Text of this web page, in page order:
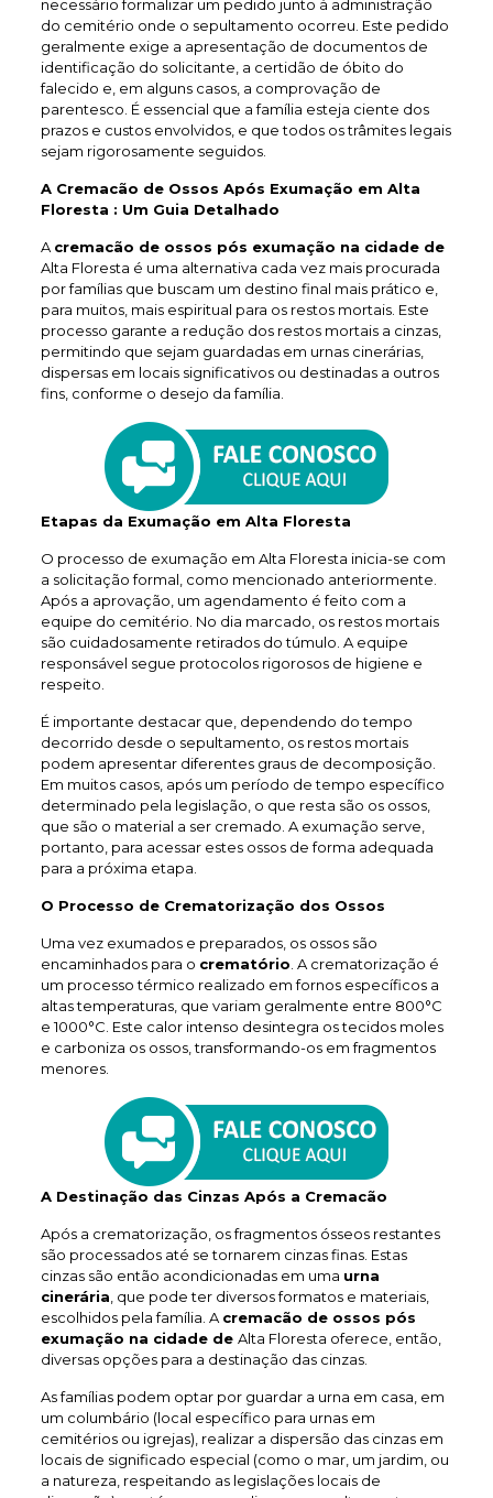
necessário formalizar um pedido junto à administração
do cemitério onde o sepultamento ocorreu. Este pedido
geralmente exige a apresentação de documentos de
identificação do solicitante, a certidão de óbito do
falecido e, em alguns casos, a comprovação de
parentesco. É essencial que a família esteja ciente dos
prazos e custos envolvidos, e que todos os trâmites legais
sejam rigorosamente seguidos.
A Cremacão de Ossos Após Exumação em Alta
Floresta : Um Guia Detalhado
A cremacão de ossos pós exumação na cidade de
Alta Floresta é uma alternativa cada vez mais procurada
por famílias que buscam um destino final mais prático e,
para muitos, mais espiritual para os restos mortais. Este
processo garante a redução dos restos mortais a cinzas,
permitindo que sejam guardadas em urnas cinerárias,
dispersas em locais significativos ou destinadas a outros
fins, conforme o desejo da família.
Etapas da Exumação em Alta Floresta
O processo de exumação em Alta Floresta inicia-se com
a solicitação formal, como mencionado anteriormente.
Após a aprovação, um agendamento é feito com a
equipe do cemitério. No dia marcado, os restos mortais
são cuidadosamente retirados do túmulo. A equipe
responsável segue protocolos rigorosos de higiene e
respeito.
É importante destacar que, dependendo do tempo
decorrido desde o sepultamento, os restos mortais
podem apresentar diferentes graus de decomposição.
Em muitos casos, após um período de tempo específico
determinado pela legislação, o que resta são os ossos,
que são o material a ser cremado. A exumação serve,
portanto, para acessar estes ossos de forma adequada
para a próxima etapa.
O Processo de Crematorização dos Ossos
Uma vez exumados e preparados, os ossos são
encaminhados para o crematório . A crematorização é
um processo térmico realizado em fornos específicos a
altas temperaturas, que variam geralmente entre 800°C
e 1000°C. Este calor intenso desintegra os tecidos moles
e carboniza os ossos, transformando-os em fragmentos
menores.
A Destinação das Cinzas Após a Cremacão
Após a crematorização, os fragmentos ósseos restantes
são processados até se tornarem cinzas finas. Estas
cinzas são então acondicionadas em uma urna
cinerária , que pode ter diversos formatos e materiais,
escolhidos pela família. A cremacão de ossos pós
exumação na cidade de Alta Floresta oferece, então,
diversas opções para a destinação das cinzas.
As famílias podem optar por guardar a urna em casa, em
um columbário (local específico para urnas em
cemitérios ou igrejas), realizar a dispersão das cinzas em
locais de significado especial (como o mar, um jardim, ou
a natureza, respeitando as legislações locais de